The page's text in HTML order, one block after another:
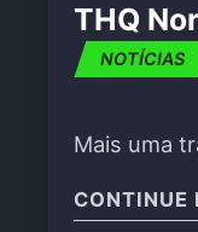
THQ
NOTÍCIAS
Mais uma
CONTINUE